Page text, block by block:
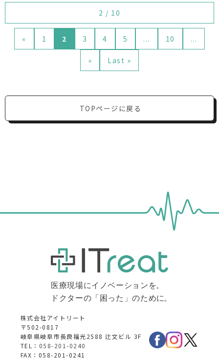
2 / 10
« 1 2 3 4 5 ... 10 ...
» Last »
TOPページに戻る
株式会社アイトリート
〒502-0817
岐阜県岐阜市長良福光2588 辻文ビル 3F
TEL： 058-201-0240
FAX：058-201-0241